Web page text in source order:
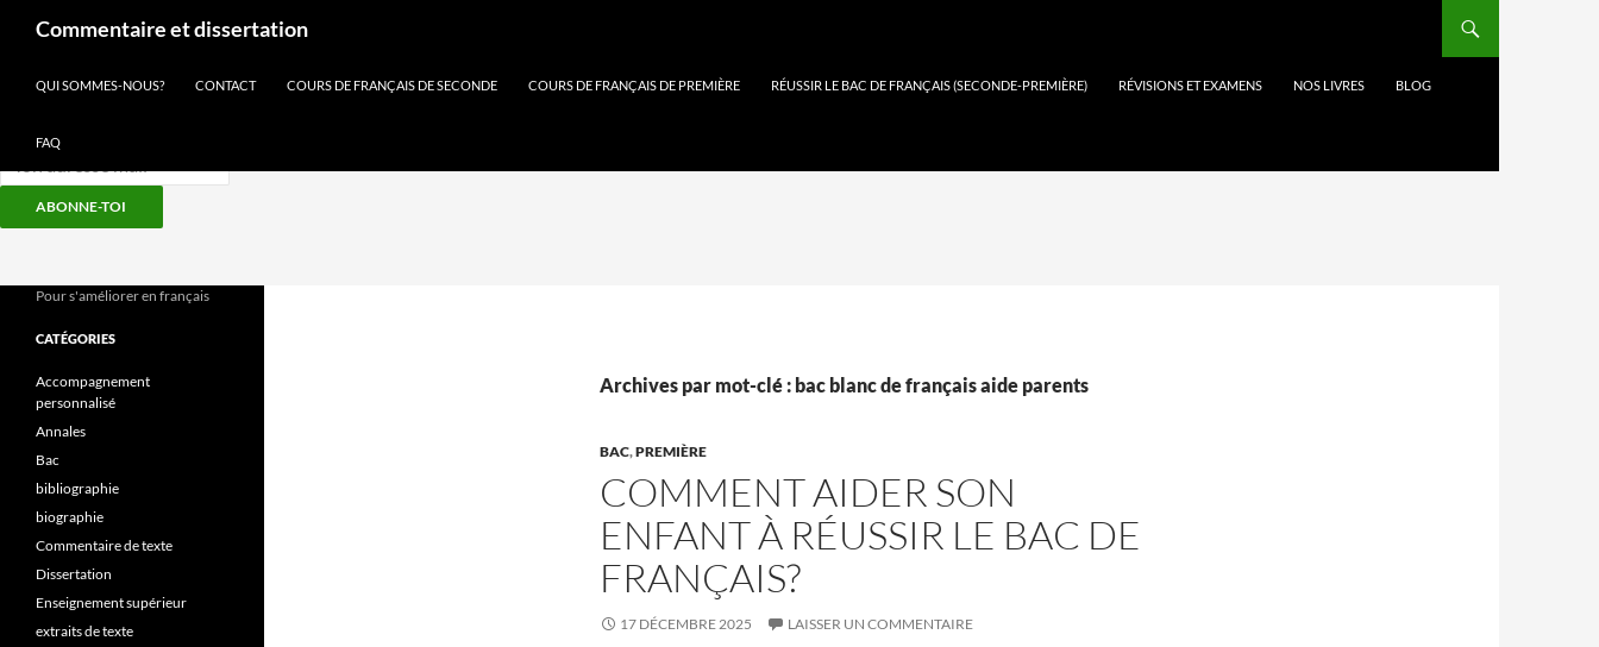
ABONNE-TOI
contenu
Commentaire et dissertation
QUI SOMMES-NOUS? CONTACT COURS DE FRANÇAIS DE SECONDE COURS DE FRANÇAIS DE PREMIÈRE RÉUSSIR LE BAC DE FRANÇAIS (SECONDE-PREMIÈRE) RÉVISIONS ET EXAMENS NOS LIVRES BLOG
FAQ
Archives par mot-clé : bac blanc de français aide parents
BAC,PREMIÈRE
COMMENT AIDER SON
ENFANT À RÉUSSIR LE BAC DE
FRANÇAIS?
17 DÉCEMBRE 2025 LAISSER UN COMMENTAIRE
Pour s'améliorer en français
CATÉGORIES
Accompagnement
personnalisé
Annales
Bac
bibliographie
biographie
Commentaire de texte
Dissertation
Enseignement supérieur
extraits de texte